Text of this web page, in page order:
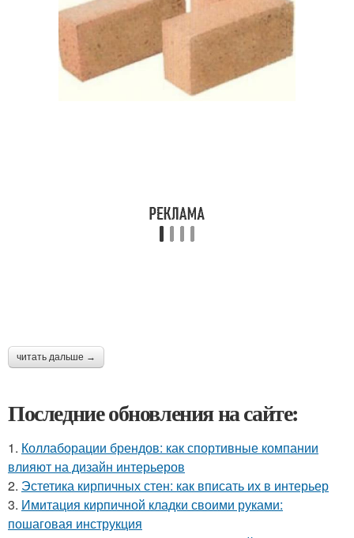
читать дальше →
Последние обновления на сайте:
1. Коллаборации брендов: как спортивные компании
влияют на дизайн интерьеров
2. Эстетика кирпичных стен: как вписать их в интерьер
3. Имитация кирпичной кладки своими руками:
пошаговая инструкция